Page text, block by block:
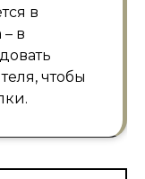
в
в
чтобы